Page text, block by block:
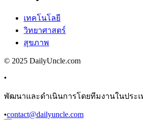
เทคโนโลยี
วิทยาศาสตร์
สุขภาพ
© 2025 DailyUncle.com
•
พัฒนาและดำเนินการโดยทีมงานในประเ
•contact@dailyuncle.com